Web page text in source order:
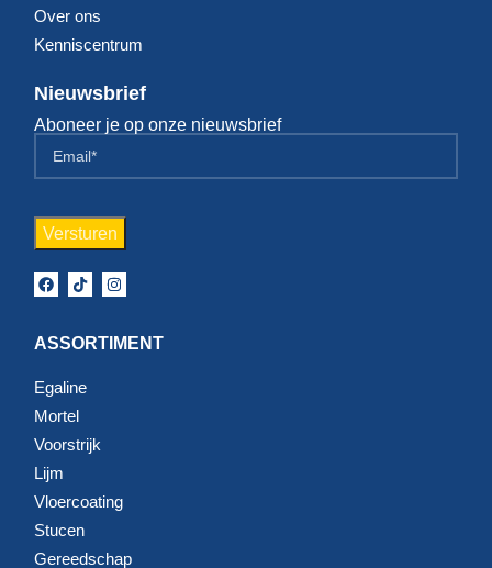
Over ons
Kenniscentrum
Nieuwsbrief
Aboneer je op onze nieuwsbrief
ASSORTIMENT
Egaline
Mortel
Voorstrijk
Lijm
Vloercoating
Stucen
Gereedschap